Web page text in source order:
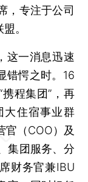
，专注于公司
。
一消息迅速
错愕之时。16
程集团”，再
大住宿事业群
官（COO）及
集团服务、分
财务官兼IBU